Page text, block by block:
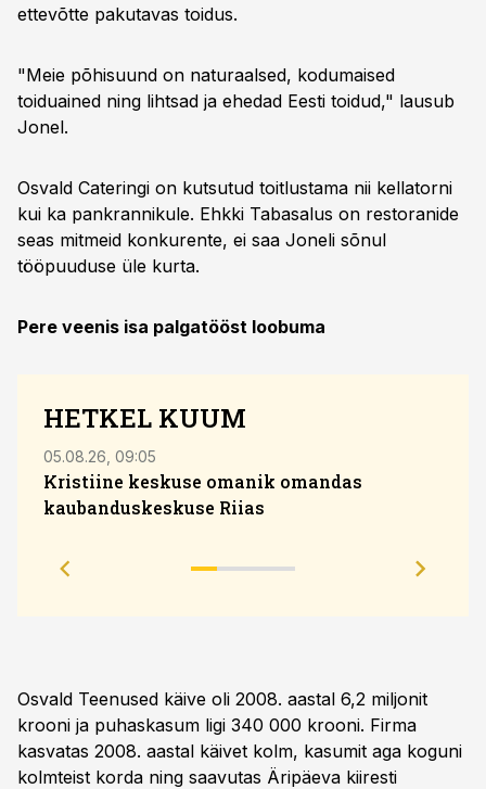
ettevõtte pakutavas toidus.
"Meie põhisuund on naturaalsed, kodumaised
toiduained ning lihtsad ja ehedad Eesti toidud," lausub
Jonel.
Osvald Cateringi on kutsutud toitlustama nii kellatorni
kui ka pankrannikule. Ehkki Tabasalus on restoranide
seas mitmeid konkurente, ei saa Joneli sõnul
tööpuuduse üle kurta.
Pere veenis isa palgatööst loobuma
HETKEL KUUM
05.08.26, 09:05
Kristiine keskuse omanik omandas
kaubanduskeskuse Riias
Osvald Teenused käive oli 2008. aastal 6,2 miljonit
krooni ja puhaskasum ligi 340 000 krooni. Firma
kasvatas 2008. aastal käivet kolm, kasumit aga koguni
kolmteist korda ning saavutas Äripäeva kiiresti